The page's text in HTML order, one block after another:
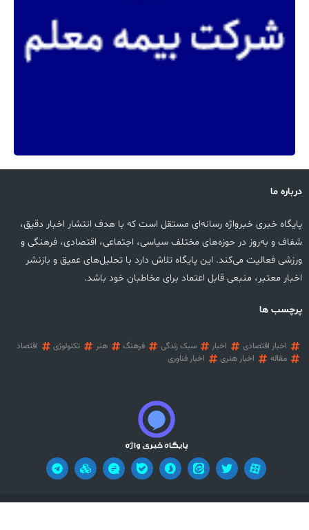
درباره ما
پایگاه خبری خبرواژه رسانه‌ای مستقل است که با هدف انتشار اخبار دقیق،
شفاف و به‌روز در حوزه‌های مختلف سیاسی، اجتماعی، اقتصادی، فرهنگی و
ورزشی فعالیت می‌کند. این پایگاه تلاش دارد با تحلیل‌های عمیق و بازنشر
اخبار معتبر، منبعی قابل اعتماد برای مخاطبان خود باشد.
پرچسب ها
اخبار اقتصادی اخبار سبک زندگی فرهنگ هنر تکنولوژی
اقتصاد
مقاله
اخبار هنری اخبار فناوری